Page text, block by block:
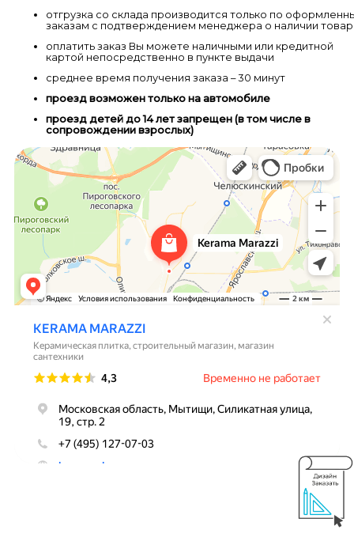
отгрузка со склада производится только по
заказам с подтверждением менеджера о наличии
оплатить заказ Вы можете наличными или кредитной
картой непосредственно в пункте выдачи
среднее время получения заказа – 30 минут
проезд возможен только на автомобиле
проезд детей до 14 лет запрещен (в том числе в
сопровождении взрослых)